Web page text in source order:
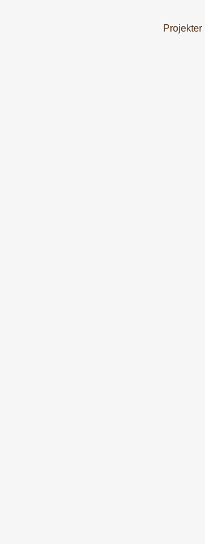
Projekter